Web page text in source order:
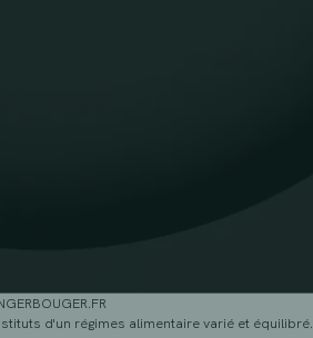
d'un régimes alimentaire varié et équilibré.